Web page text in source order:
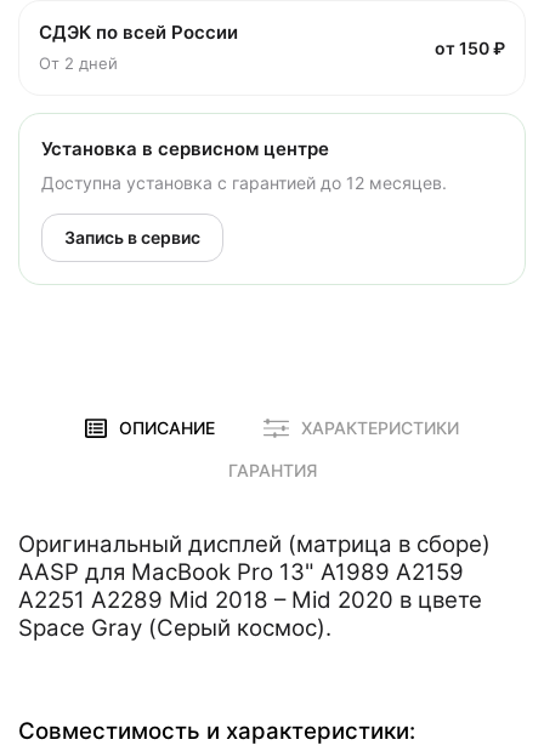
СДЭК по всей России
От 2 дней
от 150 ₽
Установка в сервисном центре
Доступна установка с гарантией до 12 месяцев.
Запись в сервис
ОПИСАНИЕ ХАРАКТЕРИСТИКИ
ГАРАНТИЯ
Оригинальный дисплей (матрица в сборе)
AASP для MacBook Pro 13" A1989 A2159
A2251 A2289 Mid 2018 – Mid 2020 в цвете
Space Gray (Серый космос).
Совместимость и характеристики: